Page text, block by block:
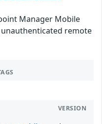
Manager Mobile
remote
VERSION